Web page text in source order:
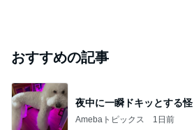
おすすめの記事
夜中に一瞬ドキッとする
Amebaトピックス 1日前